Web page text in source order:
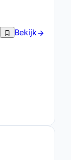
Bekijk